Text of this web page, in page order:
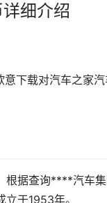
细介绍
意下载对汽车之家
据查询****汽车
于1953年。